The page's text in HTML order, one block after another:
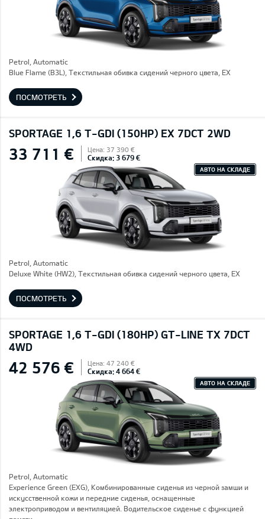
Petrol, Automatic
Blue Flame (B3L), Текстильная обивка сидений черного цвета, EX
ПОСМОТРЕТЬ
SPORTAGE 1,6 T-GDI (150HP) EX 7DCT 2WD
33 711 € Цена: 37 390 €
Скидка: 3 679 €
АВТО НА СКЛАДЕ
Petrol, Automatic
Deluxe White (HW2), Текстильная обивка сидений черного цвета, EX
ПОСМОТРЕТЬ
SPORTAGE 1,6 T-GDI (180HP) GT-LINE TX 7DCT
4WD
42 576 € Цена: 47 240 €
Скидка: 4 664 €
АВТО НА СКЛАДЕ
Petrol, Automatic
Experience Green (EXG), Комбинированные сиденья из черной замши и
искусственной кожи и передние сиденья, оснащенные
электроприводом и вентиляцией. Водительское сиденье с функцией